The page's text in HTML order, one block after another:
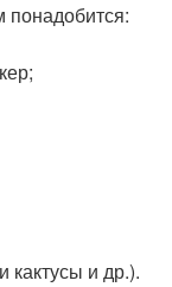
понадобится:
кактусы и др.).